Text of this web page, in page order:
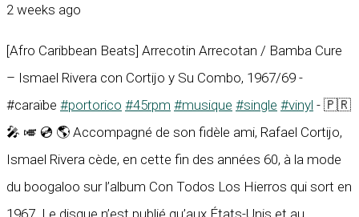
2 weeks ago
[Afro Caribbean Beats] Arrecotin Arrecotan / Bamba Cure
– Ismael Rivera con Cortijo y Su Combo, 1967/69 -
#caraïbe #portorico #45rpm #musique #single #vinyl - 🇵🇷
🎤 🎺 💿 🌎 Accompagné de son fidèle ami, Rafael Cortijo,
Ismael Rivera cède, en cette fin des années 60, à la mode
du boogaloo sur l’album Con Todos Los Hierros qui sort en
1967. Le disque n’est publié qu’aux États-Unis et au